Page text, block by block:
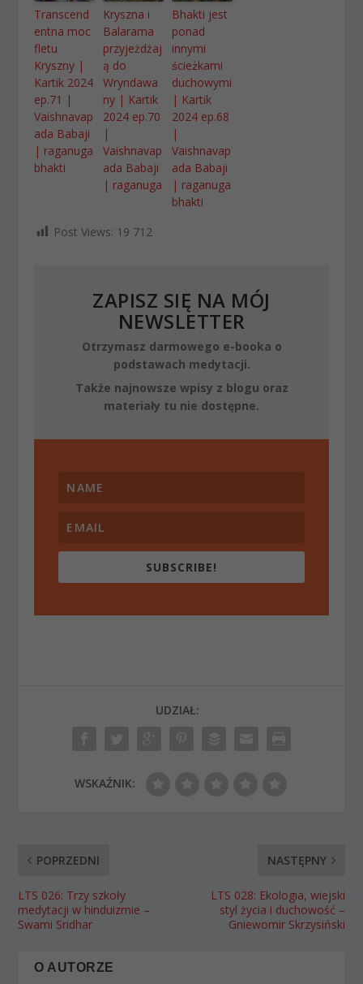
Transcend
entna moc
fletu
Kryszny |
Kartik 2024
ep.71 |
Vaishnavap
ada Babaji
| raganuga
bhakti
Kryszna i
Balarama
przyjeżdżaj
ą do
Wryndawa
ny | Kartik
2024 ep.70
|
Vaishnavap
ada Babaji
| raganuga
Bhakti jest
ponad
innymi
ścieżkami
duchowymi
| Kartik
2024 ep.68
|
Vaishnavap
ada Babaji
| raganuga
bhakti
Post Views: 19 712
ZAPISZ SIĘ NA MÓJ
NEWSLETTER
Otrzymasz darmowego e-booka o
podstawach medytacji.
Także najnowsze wpisy z blogu oraz
materiały tu nie dostępne.
SUBSCRIBE!
UDZIAŁ:
WSKAŹNIK:
POPRZEDNI
LTS 026: Trzy szkoły
medytacji w hinduizmie –
Swami Sridhar
NASTĘPNY
LTS 028: Ekologia, wiejski
styl życia i duchowość –
Gniewomir Skrzysiński
O AUTORZE